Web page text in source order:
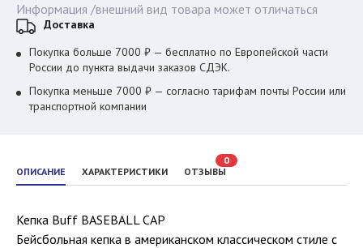
ОПИСАНИЕ ХАРАКТЕРИСТИКИ ОТЗЫВЫ
0
Кепка Buff BASEBALL CAP
Бейсбольная кепка в американском классическом стиле с
Информация /внешний вид товара может отличаться
Доставка
Покупка больше 7000 ₽ — бесплатно по Европейской части
России до пункта выдачи заказов СДЭК.
Покупка меньше 7000 ₽ — согласно тарифам почты России или
транспортной компании